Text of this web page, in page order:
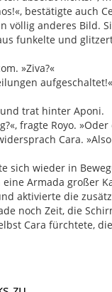
bestätigte auch
völlig anderes Bild.
funkelte und
»Ziva?«
trat hinter Aponi.
fragte Royo. »Oder
Cara.
sich wieder in
Armada großer
aktivierte die
noch Zeit, die
Cara fürchtete,